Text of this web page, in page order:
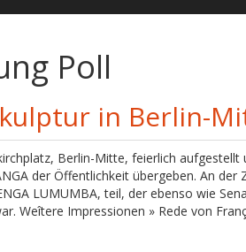
Poll
in Berlin-
Berlin-Mitte, feierlich aufgestellt
der Öffentlichkeit übergeben. An der
LUMUMBA, teil, der ebenso wie
Weîtere Impressionen » Rede von